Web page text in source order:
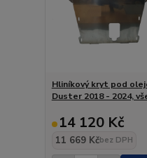
Hliníkový kryt pod
Duster 2018 - 2024,
14 120 Kč
11 669 Kčbez DPH